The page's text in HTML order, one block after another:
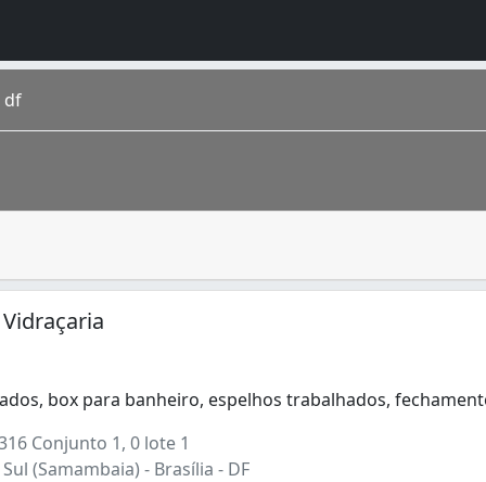
df
todas as idades e de muitas gerações. É uma
box para banheiro, espelhos trabalhados,
box para banheiro, espelhos trabalhados,
Conjunto 1, 0 lote 1
(Samambaia) - Brasília - DF